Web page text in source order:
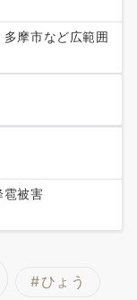
摩市など広範囲
雹被害
ひょう